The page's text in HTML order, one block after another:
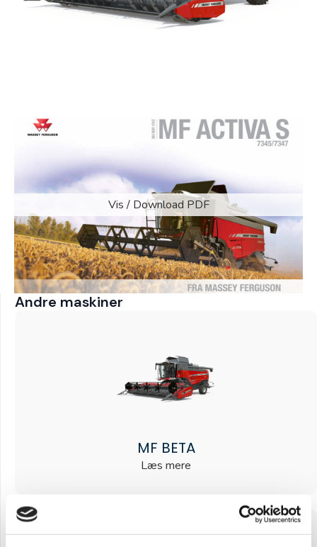
Vis / Download PDF
Andre maskiner
MF BETA
Læs mere